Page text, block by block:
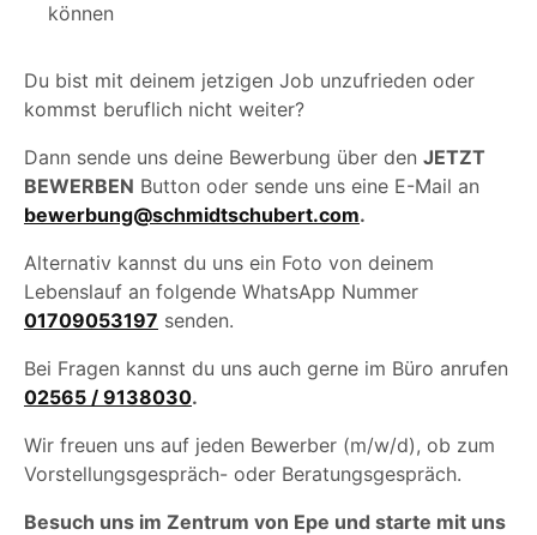
können
Du bist mit deinem jetzigen Job unzufrieden oder
kommst beruflich nicht weiter?
Dann sende uns deine Bewerbung über den JETZT
BEWERBEN Button oder sende uns eine E-Mail an
bewerbung@schmidtschubert.com.
Alternativ kannst du uns ein Foto von deinem
Lebenslauf an folgende WhatsApp Nummer
01709053197 senden.
Bei Fragen kannst du uns auch gerne im Büro anrufen
02565 / 9138030.
Wir freuen uns auf jeden Bewerber (m/w/d), ob zum
Vorstellungsgespräch- oder Beratungsgespräch.
Besuch uns im Zentrum von Epe und starte mit uns